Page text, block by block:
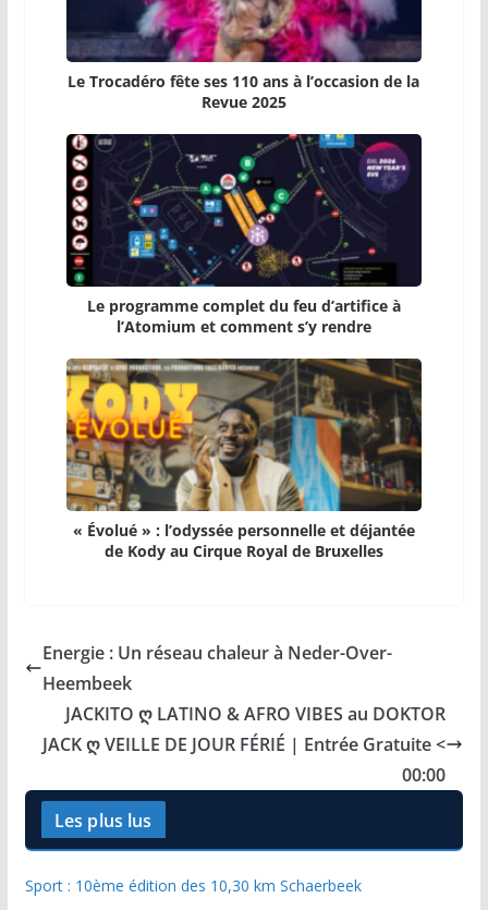
Le Trocadéro fête ses 110 ans à l’occasion de la
Revue 2025
Le programme complet du feu d’artifice à
l’Atomium et comment s’y rendre
« Évolué » : l’odyssée personnelle et déjantée
de Kody au Cirque Royal de Bruxelles
Energie : Un réseau chaleur à Neder-Over-
Heembeek
JACKITO ღ LATINO & AFRO VIBES au DOKTOR
JACK ღ VEILLE DE JOUR FÉRIÉ | Entrée Gratuite <
00:00
Les plus lus
Sport : 10ème édition des 10,30 km Schaerbeek